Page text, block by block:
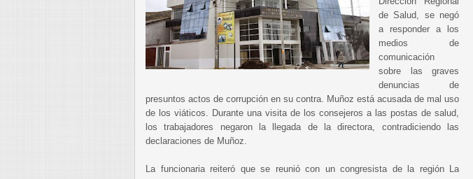
de Salud, se negó
a responder a los
medios de
comunicación
sobre las graves
denuncias de
presuntos actos de corrupción en su contra. Muñoz está acusada de mal uso
de los viáticos. Durante una visita de los consejeros a las postas de salud,
los trabajadores negaron la llegada de la directora, contradiciendo las
declaraciones de Muñoz.
La funcionaria reiteró que se reunió con un congresista de la región La